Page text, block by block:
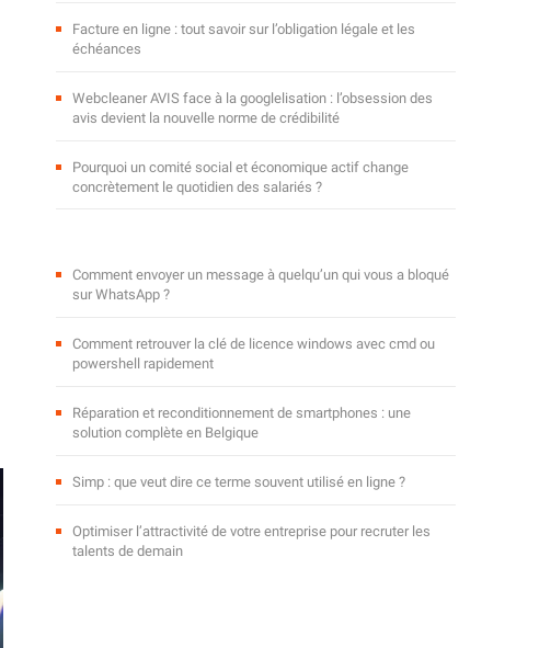
Facture en ligne : tout savoir sur l’obligation légale et les
échéances
Webcleaner AVIS face à la googlelisation : l’obsession des
avis devient la nouvelle norme de crédibilité
Pourquoi un comité social et économique actif change
concrètement le quotidien des salariés ?
Comment envoyer un message à quelqu’un qui vous a bloqué
sur WhatsApp ?
Comment retrouver la clé de licence windows avec cmd ou
powershell rapidement
Réparation et reconditionnement de smartphones : une
solution complète en Belgique
Simp : que veut dire ce terme souvent utilisé en ligne ?
Optimiser l’attractivité de votre entreprise pour recruter les
talents de demain